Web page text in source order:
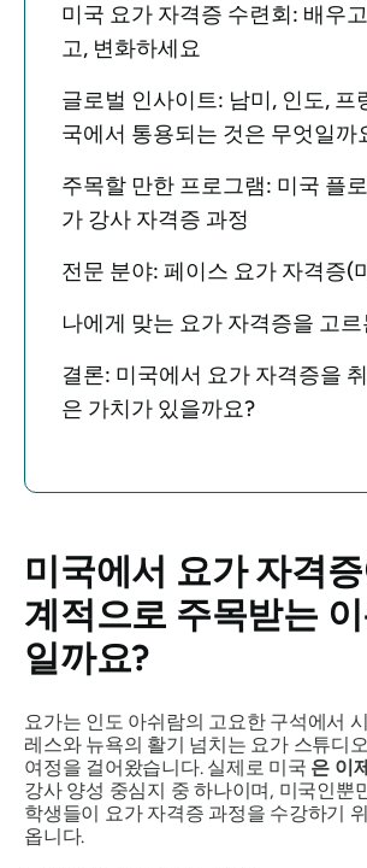
미국 요가 자격증 수련회: 배우
고, 변화하세요
글로벌 인사이트: 남미, 인도, 프
국에서 통용되는 것은 무엇일까
주목할 만한 프로그램: 미국 플
가 강사 자격증 과정
전문 분야: 페이스 요가 자격증(
나에게 맞는 요가 자격증을 고르
결론: 미국에서 요가 자격증을
은 가치가 있을까요?
미국에서 요가 자격
계적으로 주목받는
일까요?
요가는 인도 아쉬람의 고요한 구석에서
레스와 뉴욕의 활기 넘치는 요가 스튜디
여정을 걸어왔습니다. 실제로 미국 은 이
강사 양성 중심지 중 하나이며, 미국인뿐
학생들이 요가 자격증 과정을 수강하기
옵니다.